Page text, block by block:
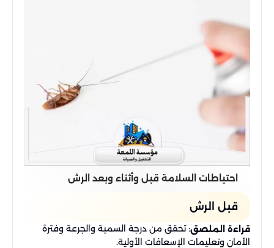
احتياطات السلامة قبل وأثناء وبعد الرش
قبل الرش
قراءة الملصق: تحقق من درجة السمية والجرعة وفترة
الأمان وتعليمات الإسعافات الأولية.